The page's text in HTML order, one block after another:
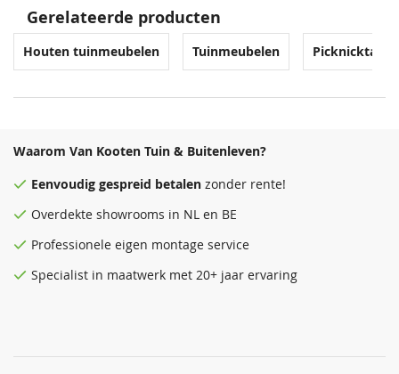
Gerelateerde producten
Houten tuinmeubelen Tuinmeubelen Picknicktafels
Waarom Van Kooten Tuin & Buitenleven?
Eenvoudig gespreid betalen zonder rente!
Overdekte showrooms in NL en BE
Professionele eigen montage service
Specialist in maatwerk met 20+ jaar ervaring